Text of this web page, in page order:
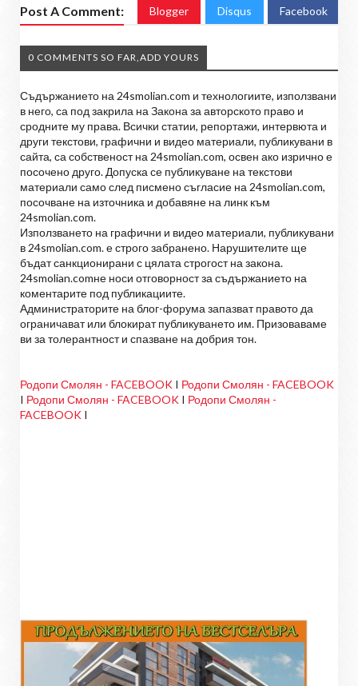
Post A Comment: Blogger Disqus Facebook
0 COMMENTS SO FAR,ADD YOURS
Съдържанието на 24smolian.com и технологиите, използвани
в него, са под закрила на Закона за авторското право и
сродните му права. Всички статии, репортажи, интервюта и
други текстови, графични и видео материали, публикувани в
сайта, са собственост на 24smolian.com, освен ако изрично е
посочено друго. Допуска се публикуване на текстови
материали само след писмено съгласие на 24smolian.com,
посочване на източника и добавяне на линк към
24smolian.com.
Използването на графични и видео материали, публикувани
в 24smolian.com. е строго забранено. Нарушителите ще
бъдат санкционирани с цялата строгост на закона.
24smolian.comне носи отговорност за съдържанието на
коментарите под публикациите.
Администраторите на блог-форума запазват правото да
ограничават или блокират публикуването им. Призоваваме
ви за толерантност и спазване на добрия тон.
Родопи Смолян - FACEBOOK I Родопи Смолян - FACEBOOK
I Родопи Смолян - FACEBOOK I Родопи Смолян -
FACEBOOK I